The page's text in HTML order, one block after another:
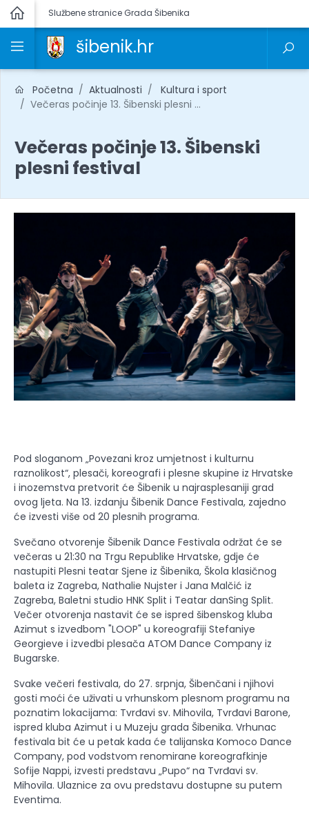
Službene stranice Grada Šibenika
šibenik.hr
Početna Aktualnosti
Kultura i sport
Večeras počinje 13. Šibenski plesni ...
Večeras počinje 13. Šibenski
plesni festival
Pod sloganom „Povezani kroz umjetnost i kulturnu
raznolikost“, plesači, koreografi i plesne skupine iz Hrvatske
i inozemstva pretvorit će Šibenik u najrasplesaniji grad
ovog ljeta. Na 13. izdanju Šibenik Dance Festivala, zajedno
će izvesti više od 20 plesnih programa.
Svečano otvorenje Šibenik Dance Festivala održat će se
večeras u 21:30 na Trgu Republike Hrvatske, gdje će
nastupiti Plesni teatar Sjene iz Šibenika, Škola klasičnog
baleta iz Zagreba, Nathalie Nujster i Jana Malčić iz
Zagreba, Baletni studio HNK Split i Teatar danSing Split.
Večer otvorenja nastavit će se ispred šibenskog kluba
Azimut s izvedbom "LOOP" u koreografiji Stefaniye
Georgieve i izvedbi plesača ATOM Dance Company iz
Bugarske.
Svake večeri festivala, do 27. srpnja, Šibenčani i njihovi
gosti moći će uživati u vrhunskom plesnom programu na
poznatim lokacijama: Tvrđavi sv. Mihovila, Tvrđavi Barone,
ispred kluba Azimut i u Muzeju grada Šibenika. Vrhunac
festivala bit će u petak kada će talijanska Komoco Dance
Company, pod vodstvom renomirane koreografkinje
Sofije Nappi, izvesti predstavu „Pupo“ na Tvrđavi sv.
Mihovila. Ulaznice za ovu predstavu dostupne su putem
Eventima.